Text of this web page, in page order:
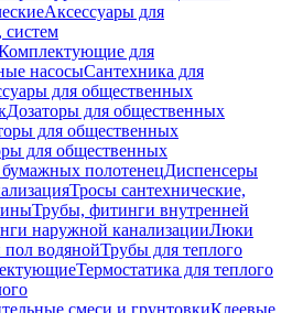
Аксессуары для
систем
для
насосыСантехника для
для общественных
Дозаторы для общественных
для общественных
для общественных
полотенецДиспенсеры
Тросы сантехнические,
Трубы, фитинги внутренней
наружной канализацииЛюки
водянойТрубы для теплого
Термостатика для теплого
смеси и грунтовкиКлеевые